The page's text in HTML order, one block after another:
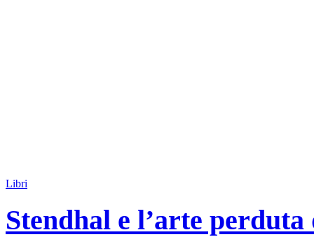
Libri
Stendhal e l’arte